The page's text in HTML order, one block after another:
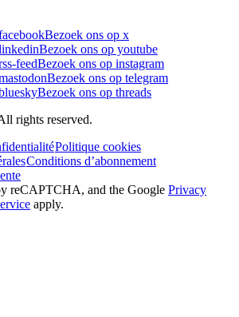
Bezoek ons op x
Bezoek ons op youtube
feedBezoek ons op instagram
Bezoek ons op telegram
Bezoek ons op threads
rights reserved.
Politique cookies
Conditions d’abonnement
reCAPTCHA, and the Google Privacy
apply.